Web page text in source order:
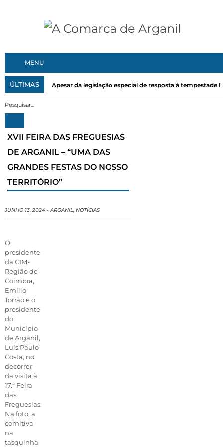
MENU
ÚLTIMAS Apesar da legislação especial de resposta à tempestade
XVII FEIRA DAS FREGUESIAS
DE ARGANIL – “UMA DAS
GRANDES FESTAS DO NOSSO
TERRITÓRIO”
JUNHO 13, 2024 -ARGANIL, NOTÍCIAS
O
presidente
da CIM-
Região de
Coimbra,
Emílio
Torrão e o
presidente
do
Município
de Arganil,
Luís Paulo
Costa, no
decorrer
da visita à
17.ª Feira
das
Freguesias.
Na foto, a
comitiva
na
tasquinha